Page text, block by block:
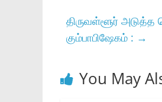
திருவள்ளூர்
கும்பாபிஷேகம் : →
You May